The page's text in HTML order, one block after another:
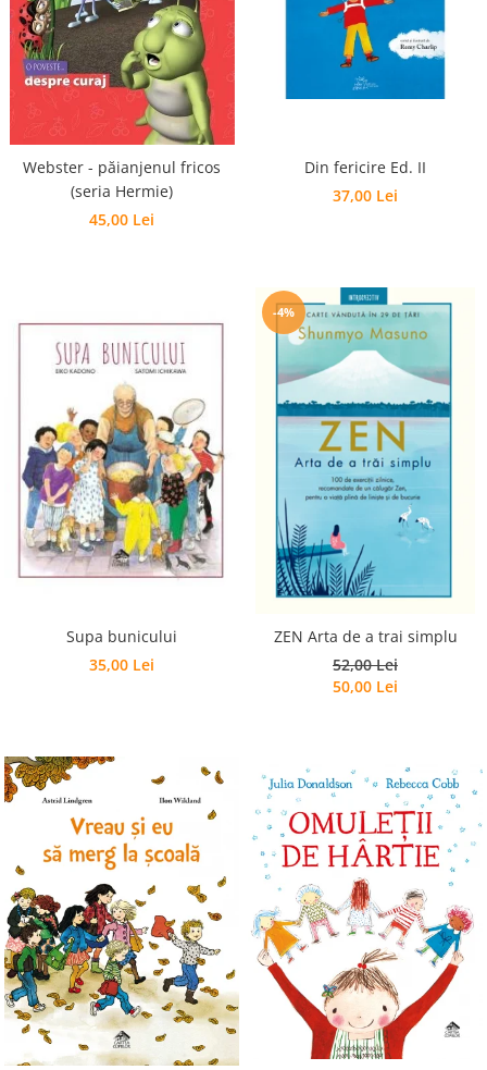
Webster - păianjenul fricos
(seria Hermie)
45,00 Lei
Din fericire Ed. II
37,00 Lei
Supa bunicului
35,00 Lei
-4%
ZEN Arta de a trai simplu
52,00 Lei
50,00 Lei